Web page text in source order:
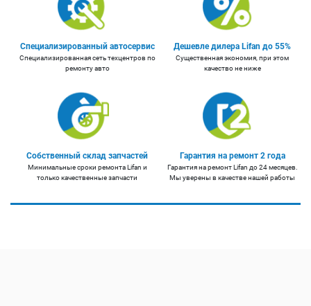
Специализированный автосервис
Специализированная сеть техцентров по
ремонту авто
Дешевле дилера Lifan до 55%
Существенная экономия, при этом
качество не ниже
Собственный склад запчастей
Минимальные сроки ремонта Lifan и
только качественные запчасти
Гарантия на ремонт 2 года
Гарантия на ремонт Lifan до 24 месяцев.
Мы уверены в качестве нашей работы